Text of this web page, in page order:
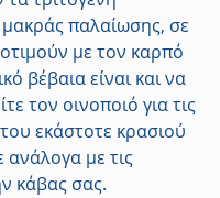
παλαίωσης, σε
με τον καρπό
βέβαια είναι και να
τον οινοποιό για τις
εκάστοτε κρασιού
ανάλογα με τις
κάβας σας.